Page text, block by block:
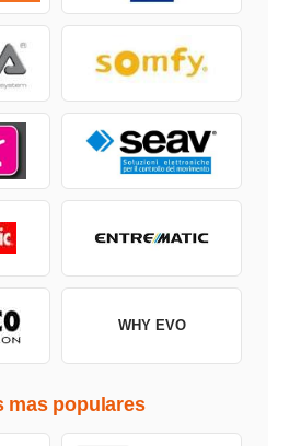
WHY EVO
mas populares